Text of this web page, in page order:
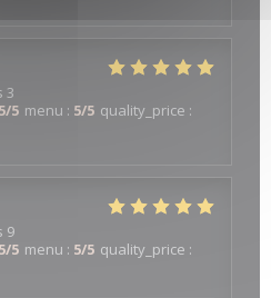
3
5/5 menu : 5/5 quality_price :
9
5/5 menu : 5/5 quality_price :